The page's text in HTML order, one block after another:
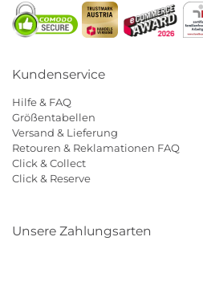
Kundenservice
Hilfe & FAQ
Größentabellen
Versand & Lieferung
Retouren & Reklamationen FAQ
Click & Collect
Click & Reserve
Unsere Zahlungsarten